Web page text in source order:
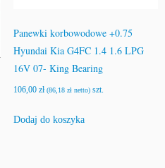
Panewki korbowodowe +0.75
Hyundai Kia G4FC 1.4 1.6 LPG
16V 07- King Bearing
106,00 zł (86,18 złnetto)szt.
Dodaj do koszyka